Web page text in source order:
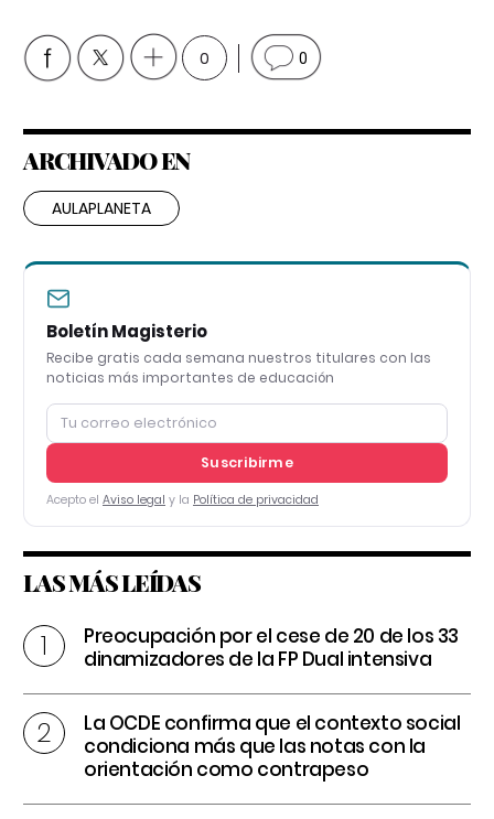
0 0
ARCHIVADO EN
AULAPLANETA
Boletín Magisterio
Recibe gratis cada semana nuestros titulares con las
noticias más importantes de educación
Suscribirme
Acepto el Aviso legal y la Política de privacidad
LAS MÁS LEÍDAS
Preocupación por el cese de 20 de los 33
dinamizadores de la FP Dual intensiva
La OCDE confirma que el contexto social
condiciona más que las notas con la
orientación como contrapeso